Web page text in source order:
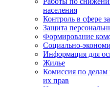
населения
Контроль в сфере
Защита
Формирование
Социально-
Информация для
Жилье
Комиссия по делам
их прав